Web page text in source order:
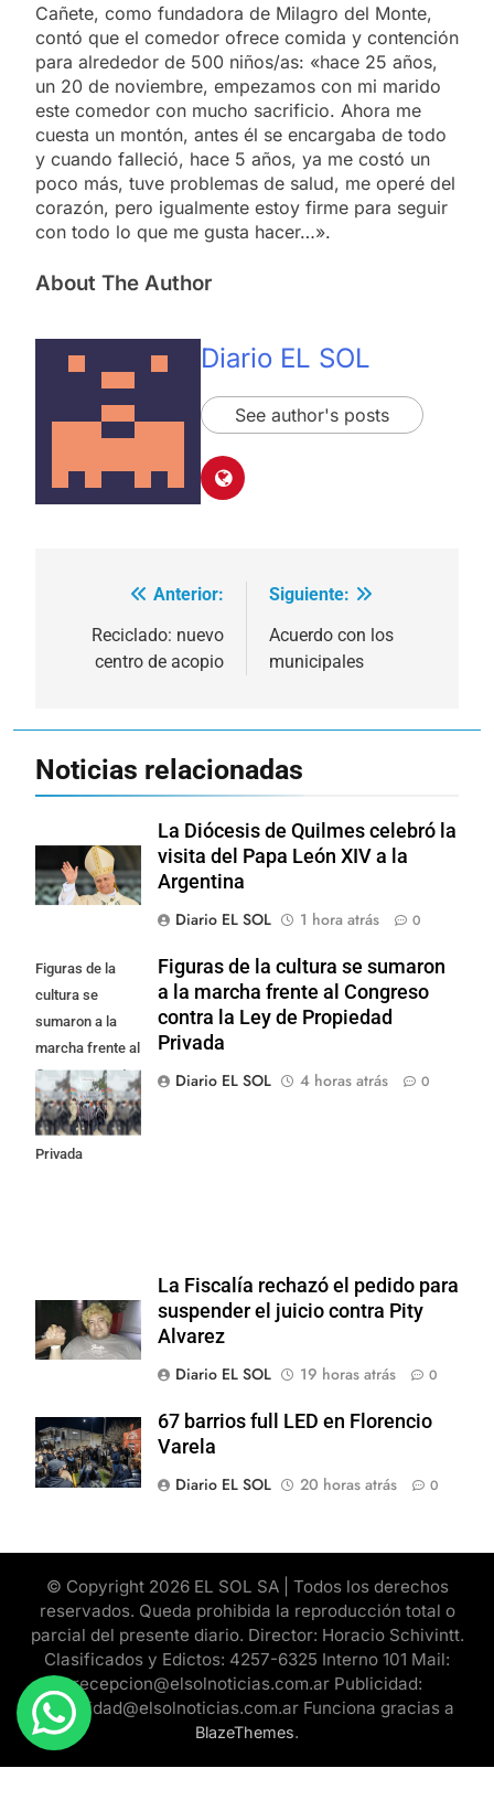
Cañete, como fundadora de Milagro del Monte,
contó que el comedor ofrece comida y contención
para alrededor de 500 niños/as: «hace 25 años,
un 20 de noviembre, empezamos con mi marido
este comedor con mucho sacrificio. Ahora me
cuesta un montón, antes él se encargaba de todo
y cuando falleció, hace 5 años, ya me costó un
poco más, tuve problemas de salud, me operé del
corazón, pero igualmente estoy firme para seguir
con todo lo que me gusta hacer…».
About The Author
Diario EL SOL
See author's posts
Navegación
Anterior:
Reciclado: nuevo
centro de acopio
Siguiente:
Acuerdo con los
municipales
Noticias relacionadas
La Diócesis de Quilmes celebró la
visita del Papa León XIV a la
Argentina
Diario EL SOL
1 hora atrás 0
Figuras de la
cultura se
sumaron a la
marcha frente al
Congreso contra
la Ley de
Propiedad
Privada
Figuras de la cultura se sumaron
a la marcha frente al Congreso
contra la Ley de Propiedad
Privada
Diario EL SOL
4 horas atrás 0
La Fiscalía rechazó el pedido para
suspender el juicio contra Pity
Alvarez
Diario EL SOL
19 horas atrás 0
67 barrios full LED en Florencio
Varela
Diario EL SOL
20 horas atrás 0
© Copyright 2026 EL SOL SA | Todos los derechos
reservados. Queda prohibida la reproducción total o
parcial del presente diario. Director: Horacio Schivintt.
Clasificados y Edictos: 4257-6325 Interno 101 Mail:
recepcion@elsolnoticias.com.ar Publicidad:
publicidad@elsolnoticias.com.ar Funciona gracias a
BlazeThemes.